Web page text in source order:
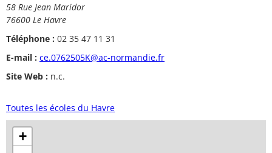
58 Rue Jean Maridor
76600 Le Havre
Téléphone : 02 35 47 11 31
E-mail : ce.0762505K@ac-normandie.fr
Site Web : n.c.
Toutes les écoles du Havre
+